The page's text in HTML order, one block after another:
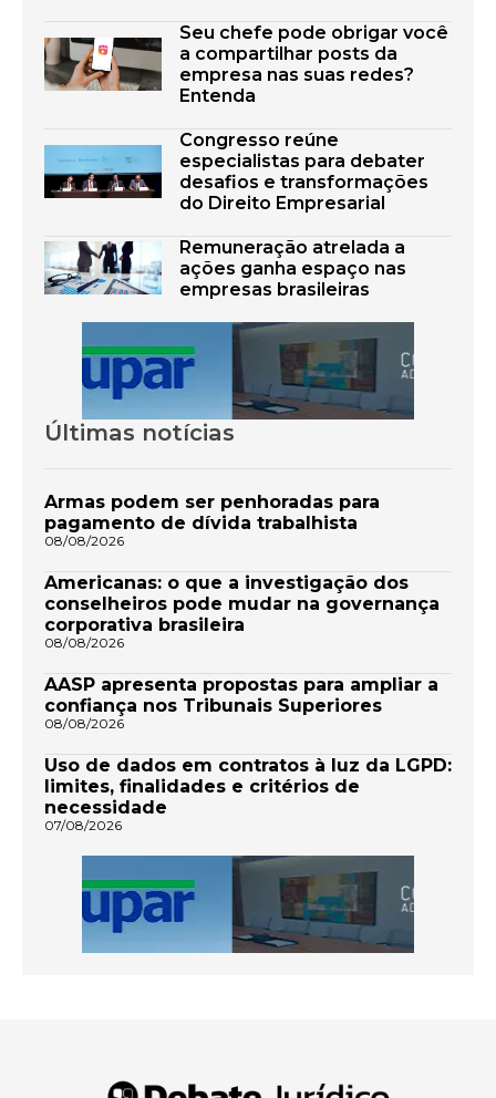
Seu chefe pode obrigar você
a compartilhar posts da
empresa nas suas redes?
Entenda
Congresso reúne
especialistas para debater
desafios e transformações
do Direito Empresarial
Remuneração atrelada a
ações ganha espaço nas
empresas brasileiras
Últimas notícias
Armas podem ser penhoradas para
pagamento de dívida trabalhista
08/08/2026
Americanas: o que a investigação dos
conselheiros pode mudar na governança
corporativa brasileira
08/08/2026
AASP apresenta propostas para ampliar a
confiança nos Tribunais Superiores
08/08/2026
Uso de dados em contratos à luz da LGPD:
limites, finalidades e critérios de
necessidade
07/08/2026